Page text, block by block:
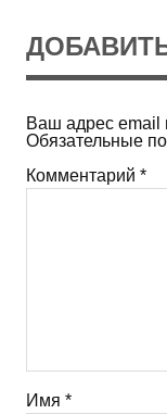
Ваш адрес email
Обязательные
Комментарий *
Имя *